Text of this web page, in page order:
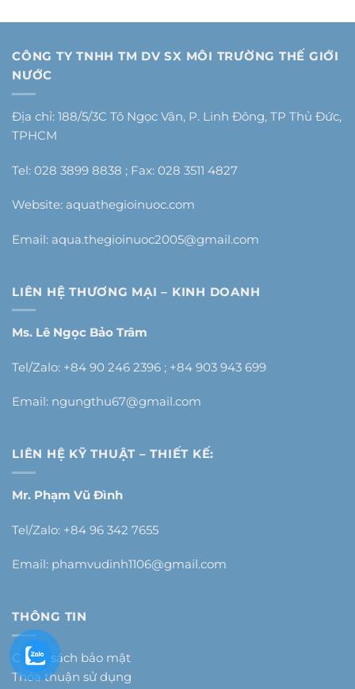
CÔNG TY TNHH TM DV SX MÔI TRƯỜNG THẾ GIỚI
NƯỚC
Địa chỉ: 188/5/3C Tô Ngọc Vân, P. Linh Đông, TP Thủ Đức,
TPHCM
Tel: 028 3899 8838 ; Fax: 028 3511 4827
Website: aquathegioinuoc.com
Email: aqua.thegioinuoc2005@gmail.com
LIÊN HỆ THƯƠNG MẠI – KINH DOANH
Ms. Lê Ngọc Bảo Trâm
Tel/Zalo: +84 90 246 2396 ; +84 903 943 699
Email: ngungthu67@gmail.com
LIÊN HỆ KỸ THUẬT – THIẾT KẾ:
Mr. Phạm Vũ Đình
Tel/Zalo: +84 96 342 7655
Email: phamvudinh1106@gmail.com
THÔNG TIN
Chính sách bảo mật
Thỏa thuận sử dụng